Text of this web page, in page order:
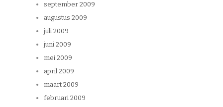
september 2009
augustus 2009
juli 2009
juni 2009
mei 2009
april 2009
maart 2009
februari 2009